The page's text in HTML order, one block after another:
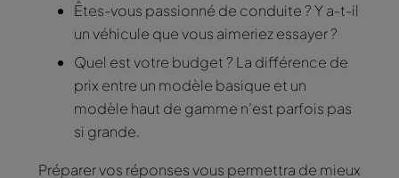
Êtes-vous passionné de conduite ? Y a-t-il
un véhicule que vous aimeriez essayer ?
Quel est votre budget ? La différence de
prix entre un modèle basique et un
modèle haut de gamme n’est parfois pas
si grande.
Préparer vos réponses vous permettra de mieux